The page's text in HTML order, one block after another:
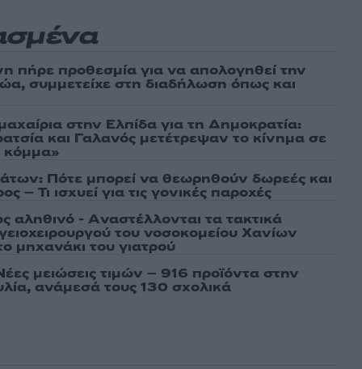
πήρε προθεσμία για να απολογηθεί την
συμμετείχε στη διαδήλωση όπως και
στην Ελπίδα για τη Δημοκρατία:
και Γαλανός μετέτρεψαν το κίνημα σε
κόμμα»
Πότε μπορεί να θεωρηθούν δωρεές και
– Τι ισχυεί για τις γονικές παροχές
αληθινό - Aναστέλλονται τα τακτικά
του νοσοκομείου Χανίων
μηχανάκι του γιατρού
μειώσεις τιμών – 916 προϊόντα στην
ανάμεσά τους 130 σχολικά